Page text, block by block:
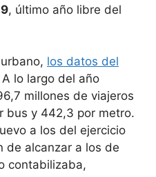
, último año libre del
los datos del
A lo largo del año
millones de viajeros
bus y 442,3 por metro.
a los del ejercicio
de alcanzar a los de
contabilizaba,